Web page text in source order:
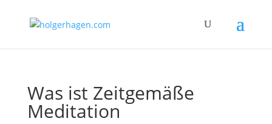
Was ist Zeitgemäße
Meditation